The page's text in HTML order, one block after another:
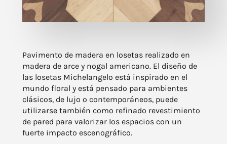
Pavimento de madera en losetas realizado en
madera de arce y nogal americano. El diseño de
las losetas Michelangelo está inspirado en el
mundo floral y está pensado para ambientes
clásicos, de lujo o contemporáneos, puede
utilizarse también como refinado revestimiento
de pared para valorizar los espacios con un
fuerte impacto escenográfico.